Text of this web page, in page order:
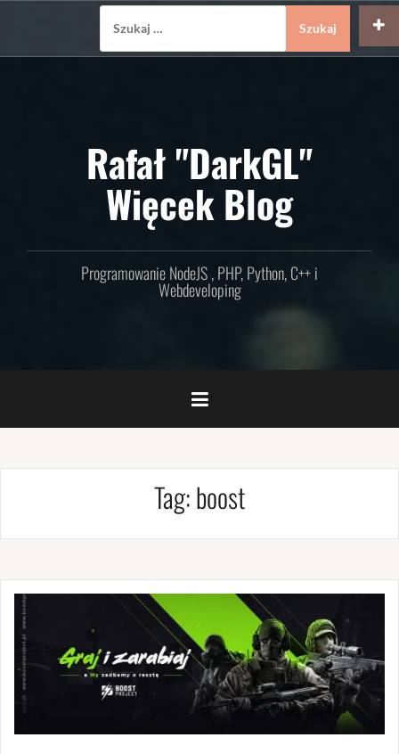
Rafał "DarkGL"
Więcek Blog
Programowanie NodeJS , PHP, Python, C++ i
Webdeveloping
Tag:boost